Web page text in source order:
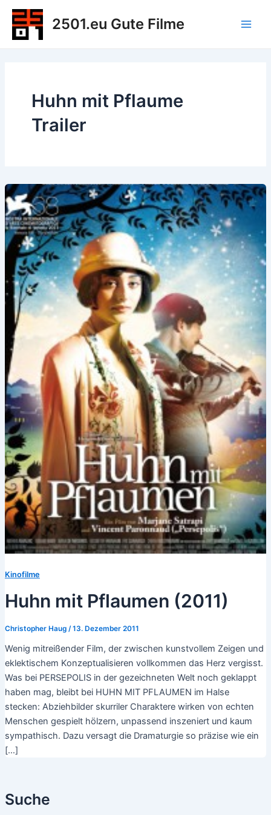
Zum
Inhalt
springen
2501.eu Gute Filme
Suche
Huhn mit Pflaume
Trailer
Kinofilme
Huhn mit Pflaumen (2011)
Christopher Haug /13. Dezember 2011
Wenig mitreißender Film, der zwischen kunstvollem Zeigen und
eklektischem Konzeptualisieren vollkommen das Herz vergisst.
Was bei PERSEPOLIS in der gezeichneten Welt noch geklappt
haben mag, bleibt bei HUHN MIT PFLAUMEN im Halse
stecken: Abziehbilder skurriler Charaktere wirken von echten
Menschen gespielt hölzern, unpassend inszeniert und kaum
sympathisch. Dazu versagt die Dramaturgie so präzise wie ein
[…]